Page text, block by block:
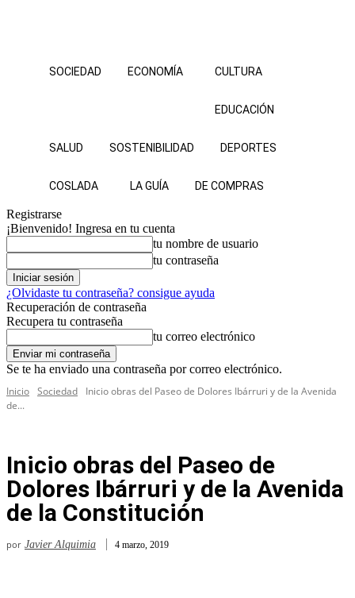
SOCIEDAD ECONOMÍA CULTURA
EDUCACIÓN
SALUD SOSTENIBILIDAD DEPORTES
COSLADA LA GUÍA DE COMPRAS
Registrarse
¡Bienvenido! Ingresa en tu cuenta
tu nombre de usuario
tu contraseña
¿Olvidaste tu contraseña? consigue ayuda
Recuperación de contraseña
Recupera tu contraseña
tu correo electrónico
Se te ha enviado una contraseña por correo electrónico.
Inicio Sociedad
Inicio obras del Paseo de Dolores Ibárruri y de la Avenida
de...
Inicio obras del Paseo de
Dolores Ibárruri y de la Avenida
de la Constitución
por Javier Alquimia 4 marzo, 2019